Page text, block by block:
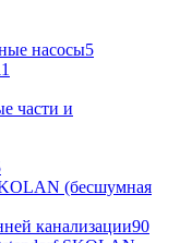
насосы5
части и
(бесшумная
канализации90